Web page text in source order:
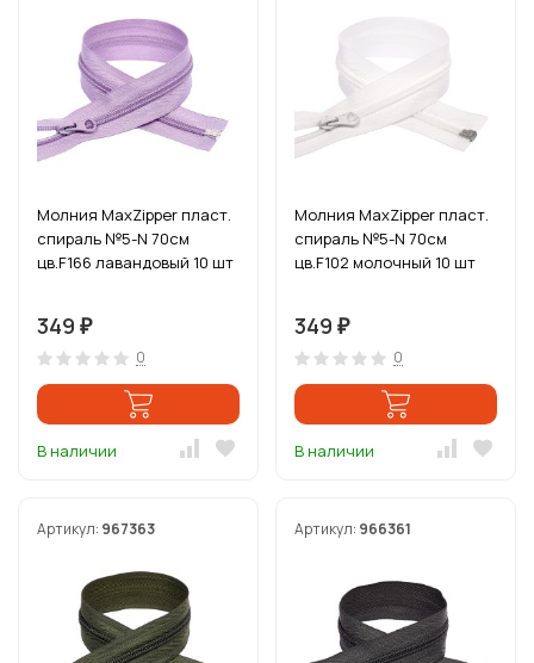
Молния MaxZipper пласт.
спираль №5-N 70см
цв.F166 лавандовый 10 шт
349 ₽
0
В наличии
Молния MaxZipper пласт.
спираль №5-N 70см
цв.F102 молочный 10 шт
349 ₽
0
В наличии
Артикул: 967363 Артикул: 966361